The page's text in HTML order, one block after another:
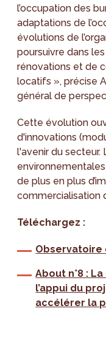
l’occupation des
adaptations de
évolutions de
poursuivre dans
rénovations et de
locatifs », précise
général de
Cette évolution
d'innovations
l'avenir du secteur.
de plus en plus
commercialisation
Téléchargez :
Observatoire
About n°8 :
l’appui du
accélérer la